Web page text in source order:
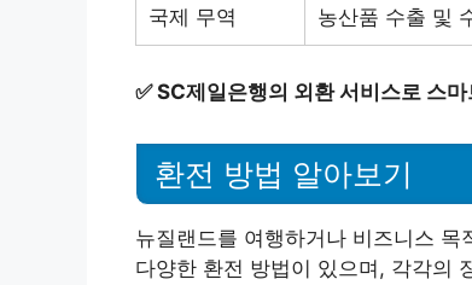
국제 무역 농산품 수출 및
✅SC제일은행의 외환 서비스로 스
환전 방법 알아보기
뉴질랜드를 여행하거나 비즈니스
다양한 환전 방법이 있으며, 각각의